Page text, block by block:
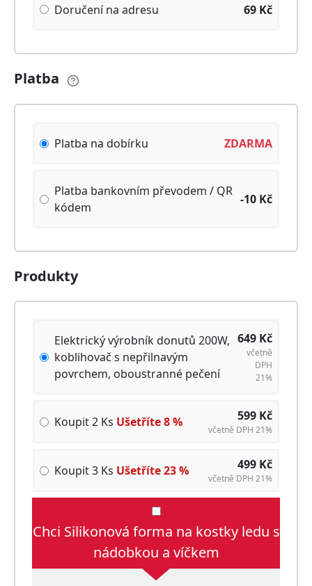
Doručení na adresu 69 Kč
Platba
Platba na dobírku ZDARMA
Platba bankovním převodem / QR
kódem
-10 Kč
Produkty
Elektrický výrobník donutů 200W,
koblihovač s nepřilnavým
povrchem, oboustranné pečení
649 Kč
včetně
DPH
21%
Koupit 2 Ks Ušetříte8% 599 Kč
včetně DPH 21%
Koupit 3 Ks Ušetříte23% 499 Kč
včetně DPH 21%
Chci Silikonová forma na kostky ledu s
nádobkou a víčkem